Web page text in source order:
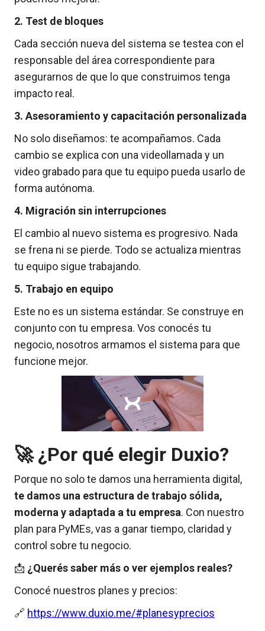
2. Test de bloques
Cada sección nueva del sistema se testea con el
responsable del área correspondiente para
asegurarnos de que lo que construimos tenga
impacto real.
3. Asesoramiento y capacitación personalizada
No solo diseñamos: te acompañamos. Cada
cambio se explica con una videollamada y un
video grabado para que tu equipo pueda usarlo de
forma autónoma.
4. Migración sin interrupciones
El cambio al nuevo sistema es progresivo. Nada
se frena ni se pierde. Todo se actualiza mientras
tu equipo sigue trabajando.
5. Trabajo en equipo
Este no es un sistema estándar. Se construye en
conjunto con tu empresa. Vos conocés tu
negocio, nosotros armamos el sistema para que
funcione mejor.
🚀 ¿Por qué elegir Duxio?
Porque no solo te damos una herramienta digital,
te damos una estructura de trabajo sólida,
moderna y adaptada a tu empresa. Con nuestro
plan para PyMEs, vas a ganar tiempo, claridad y
control sobre tu negocio.
📩 ¿Querés saber más o ver ejemplos reales?
Conocé nuestros planes y precios:
🔗 https://www.duxio.me/#planesyprecios